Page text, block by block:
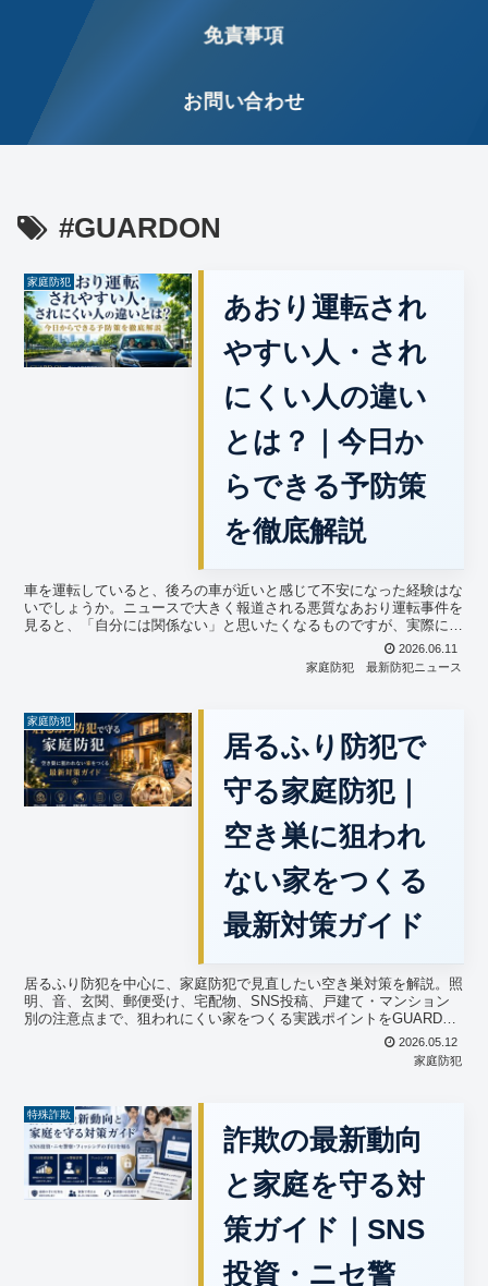
免責事項
お問い合わせ
#GUARDON
家庭防犯
あおり運転され
やすい人・され
にくい人の違い
とは？｜今日か
らできる予防策
を徹底解説
車を運転していると、後ろの車が近いと感じて不安になった経験はな
いでしょうか。ニュースで大きく報道される悪質なあおり運転事件を
見ると、「自分には関係ない」と思いたくなるものですが、実際には
誰もが当事者になる可能性を抱えています。あおり運転は一...2026.06.11
家庭防犯
最新防犯ニュース
家庭防犯
居るふり防犯で
守る家庭防犯｜
空き巣に狙われ
ない家をつくる
最新対策ガイド
居るふり防犯を中心に、家庭防犯で見直したい空き巣対策を解説。照
明、音、玄関、郵便受け、宅配物、SNS投稿、戸建て・マンション
別の注意点まで、狙われにくい家をつくる実践ポイントをGUARD
2026.05.12
家庭防犯
特殊詐欺
詐欺の最新動向
と家庭を守る対
策ガイド｜SNS
投資・ニセ警